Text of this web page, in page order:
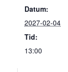
Datum:
2027-02-04
Tid:
13:00